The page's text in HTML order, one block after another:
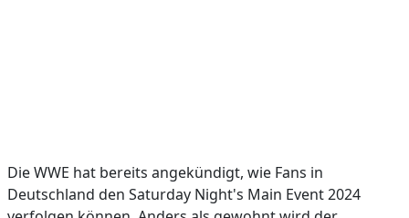
Die WWE hat bereits angekündigt, wie Fans in
Deutschland den Saturday Night's Main Event 2024